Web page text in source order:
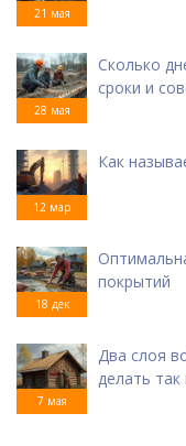
21 мая
28 мая
Сколько
сроки и
12 мар
Как
18 дек
покрытий
7 мая
Два слоя
делать так